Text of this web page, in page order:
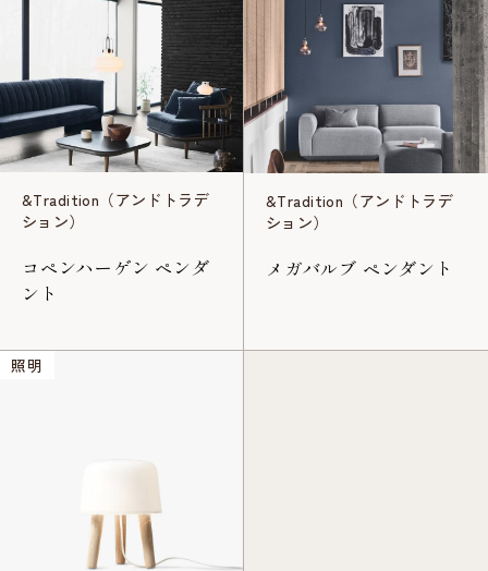
&Tradition（アンドトラデ
ション）
コペンハーゲン ペンダ
ント
&Tradition（アンドトラデ
ション）
メガバルブ ペンダント
照明